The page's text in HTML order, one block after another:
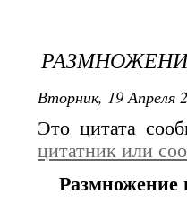
Вторник, 19 Апреля
Это цитата
цитатник или
Размножение